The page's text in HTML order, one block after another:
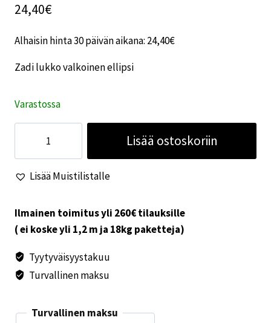
24,40€
Alhaisin hinta 30 päivän aikana: 24,40€
Zadi lukko valkoinen ellipsi
Varastossa
valkoinen
ellipsi
Lisää ostoskoriin
Lisää Muistilistalle
Ilmainen toimitus yli 260€ tilauksille
( ei koske yli 1,2 m ja 18kg paketteja)
Tyytyväisyystakuu
Turvallinen maksu
Turvallinen maksu